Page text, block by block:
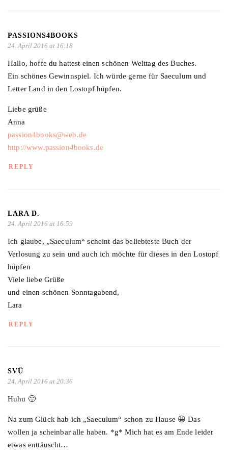
PASSIONS4BOOKS
24. April 2016 at 16:18
Hallo, hoffe du hattest einen schönen Welttag des Buches.
Ein schönes Gewinnspiel. Ich würde gerne für Saeculum und
Letter Land in den Lostopf hüpfen.
Liebe grüße
Anna
passion4books@web.de
http://www.passion4books.de
REPLY
LARA D.
24. April 2016 at 16:59
Ich glaube, „Saeculum“ scheint das beliebteste Buch der
Verlosung zu sein und auch ich möchte für dieses in den Lostopf
hüpfen
Viele liebe Grüße
und einen schönen Sonntagabend,
Lara
REPLY
SVÜ
24. April 2016 at 20:36
Huhu 🙂
Na zum Glück hab ich „Saeculum“ schon zu Hause 😀 Das
wollen ja scheinbar alle haben. *g* Mich hat es am Ende leider
etwas enttäuscht…